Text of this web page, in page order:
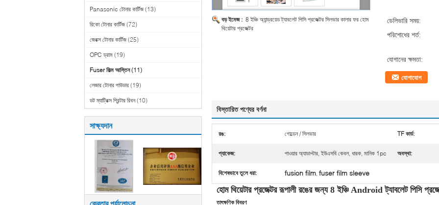
Panasonic টোনার কার্টিজ (13)
রিকো টোনার কার্টিজ (72)
জেরক্স টোনার কার্টিজ (25)
OPC ড্রাম (19)
Fuser ফিল্ম আস্তিন (11)
লেজার টোনার পাউডার (19)
ডট ম্যাট্রিক্স প্রিন্টার রিবন (10)
সাক্ষ্যদান
বড় ইমেজ : 8 ইঞ্চি অ্যান্ড্রয়েড ট্যাবলেট পিসি প্রজেক্টর সিলভার কালার ফর হোম
থিয়েটার প্রজেক্টর
ডেলিভারি সময়:
পরিশোধের শর্ত:
যোগানের ক্ষমতা:
যোগাযোগ
বিস্তারিত পণ্যের বর্ণনা
রঙ: গোল্ডেন / সিলভার TF কার্ড:
প্যাকেজ: পাওয়ার অ্যাডাপ্টার, ইউএসবি কেবল, ধারক, মানিক 1pc অবস্থা:
বিশেষভাবে তুলে ধরা: fusion film, fuser film sleeve
হোম থিয়েটার প্রজেক্টর রূপালী রঙের জন্য 8 ইঞ্চি Android ট্যাবলেট পিসি
তাৎক্ষণিক বিবরণ